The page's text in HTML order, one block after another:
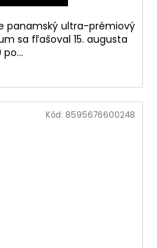
panamský ultra-prémiový
sa fľašoval 15. augusta
po...
Kód: 8595676600248